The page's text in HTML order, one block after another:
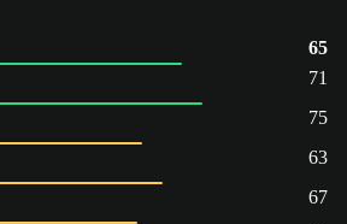
65
71
75
63
67